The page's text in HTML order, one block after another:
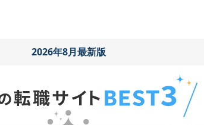
2026年8月最新版